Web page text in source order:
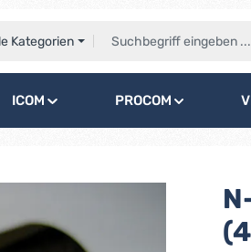
Kategorien
ICOM PROCOM